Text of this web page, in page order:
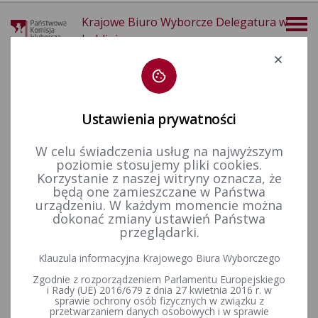
Krajowe Biuro Wyborcze Delegatura w
Lublinie
Postanowienia Postanowienia w sprawie utworzenia obwodów odrębnych w wyborach jednostek samorządu terytorialnego zarządzonymi na dzień 7 kwietnia 2024 r.
Postanowienia w sprawie
utworzenia obwodów
odrębnych w wyborach
jednostek samorządu
Ustawienia prywatności
W celu świadczenia usług na najwyższym
poziomie stosujemy pliki cookies.
Korzystanie z naszej witryny oznacza, że
będą one zamieszczane w Państwa
urządzeniu. W każdym momencie można
dokonać zmiany ustawień Państwa
przeglądarki.
Klauzula informacyjna Krajowego Biura Wyborczego
Zgodnie z rozporządzeniem Parlamentu Europejskiego
i Rady (UE) 2016/679 z dnia 27 kwietnia 2016 r. w
sprawie ochrony osób fizycznych w związku z
przetwarzaniem danych osobowych i w sprawie